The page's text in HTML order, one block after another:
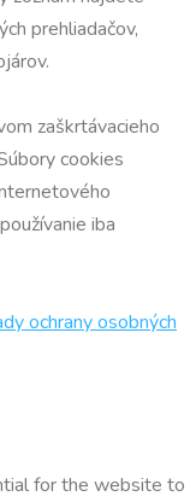
prehliadačov,
zaškrtávacieho
cookies
iba
ochrany osobných
for the website to